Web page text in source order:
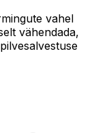
vahel
vähendada,